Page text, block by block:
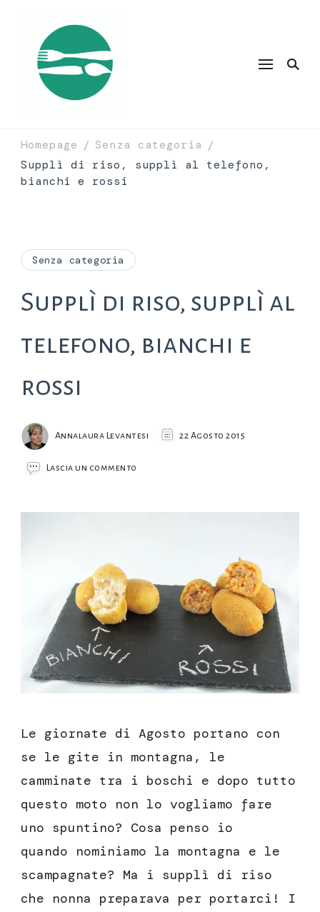
Homepage / Senza categoria /
Supplì di riso, supplì al telefono,
bianchi e rossi
Senza categoria
Supplì di riso, supplì al
telefono, bianchi e
rossi
Annalaura Levantesi 22 Agosto 2015
Lascia un commento
e
rossi
Le giornate di Agosto portano con
se le gite in montagna, le
camminate tra i boschi e dopo tutto
questo moto non lo vogliamo fare
uno spuntino? Cosa penso io
quando nominiamo la montagna e le
scampagnate? Ma i supplì di riso
che nonna preparava per portarci! I